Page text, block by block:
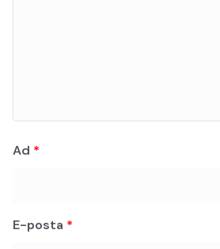
Ad *
E-posta *